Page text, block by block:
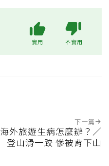
實用 不實用
下一篇
海外旅遊生病怎麼辦？／
登山滑一跤 慘被背下山